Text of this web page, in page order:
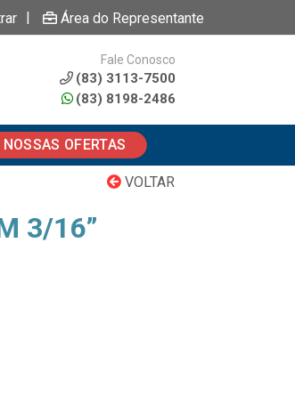
| Área do Representante
Fale Conosco
(83) 3113-7500
(83) 8198-2486
NOSSAS OFERTAS
VOLTAR
3/16”